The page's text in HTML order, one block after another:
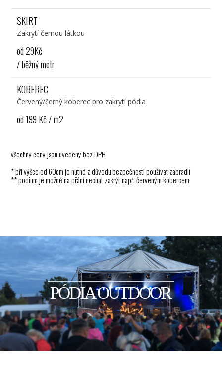
SKIRT
Zakrytí černou látkou
od 29Kč
/ běžný metr
KOBEREC
Červený/černý koberec pro zakrytí pódia
od 199 Kč / m2
všechny ceny jsou uvedeny bez DPH
* při výšce od 60cm je nutné z důvodu bezpečnosti používat zábradlí
** podium je možné na přání nechat zakrýt např. červeným kobercem
PÓDIA OUTDOOR